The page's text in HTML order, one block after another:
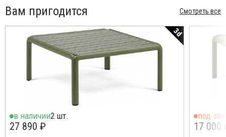
Вам пригодится Смотреть все
3d
в наличии2 шт.
27 890 ₽
под
17 000